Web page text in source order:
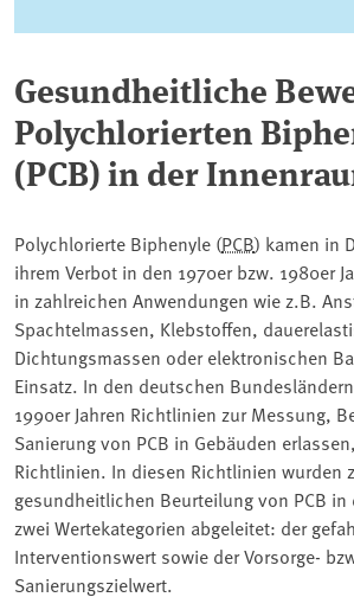
Gesundheitliche
Polychlorierten
(PCB) in der
Polychlorierte Biphenyle (PCB) kamen in
ihrem Verbot in den 1970er bzw. 1980er
in zahlreichen Anwendungen wie z.B.
Spachtelmassen, Klebstoffen,
Dichtungsmassen oder elektronischen
Einsatz. In den deutschen
1990er Jahren Richtlinien zur Messung,
Sanierung von PCB in Gebäuden
Richtlinien. In diesen Richtlinien wurden
gesundheitlichen Beurteilung von PCB
zwei Wertekategorien abgeleitet: der
Interventionswert sowie der Vorsorge-
Sanierungszielwert.